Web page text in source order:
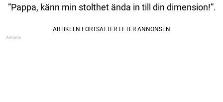
”Pappa, känn min stolthet ända in till din dimension!”.